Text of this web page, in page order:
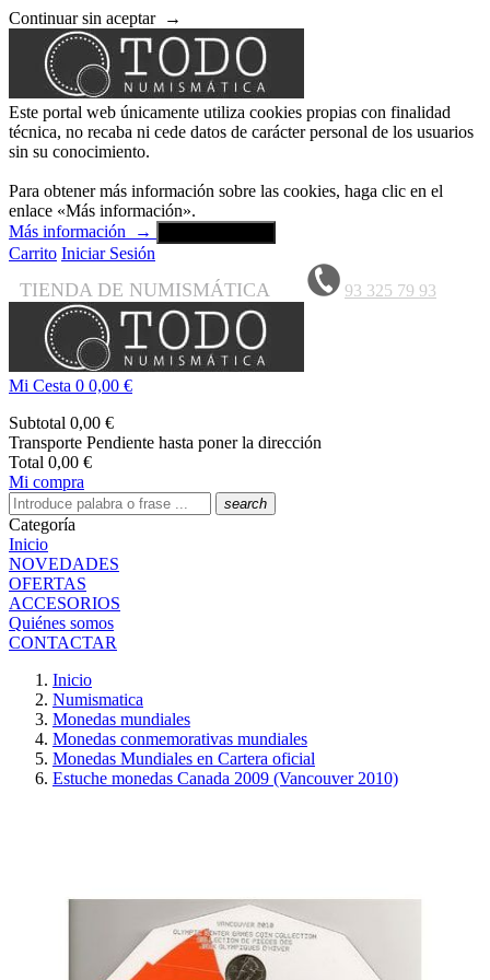
Continuar sin aceptar →
Este portal web únicamente utiliza cookies propias con finalidad
técnica, no recaba ni cede datos de carácter personal de los usuarios
sin su conocimiento.
Para obtener más información sobre las cookies, haga clic en el
enlace «Más información».
Más información
→
Carrito Iniciar Sesión
TIENDA DE NUMISMÁTICA 93 325 79 93
Mi Cesta 0 0,00 €
Subtotal 0,00 €
Transporte Pendiente hasta poner la dirección
Total 0,00 €
Mi compra
search
Categoría
Inicio
NOVEDADES
OFERTAS
ACCESORIOS
Quiénes somos
CONTACTAR
Inicio
Numismatica
Monedas mundiales
Monedas conmemorativas mundiales
Monedas Mundiales en Cartera oficial
Estuche monedas Canada 2009 (Vancouver 2010)